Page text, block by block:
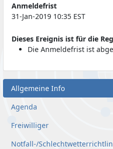
Anmeldefrist
31-Jan-2019 10:35 EST
Dieses Ereignis ist für die
Die Anmeldefrist ist
Allgemeine Info
Agenda
Freiwilliger
Notfall-/